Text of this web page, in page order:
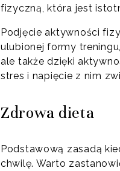
fizyczną, która jest
Podjęcie aktywności
ulubionej formy
ale także dzięki
stres i napięcie z nim
Zdrowa dieta
Podstawową zasadą
chwilę. Warto